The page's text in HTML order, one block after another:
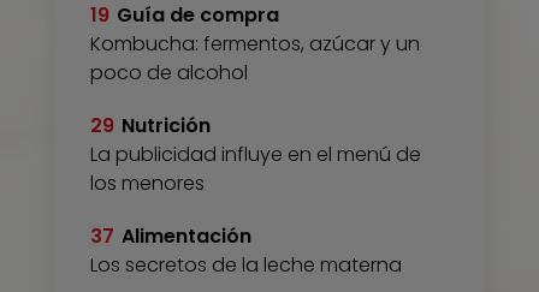
19 Guía de compra
Kombucha: fermentos, azúcar y un
poco de alcohol
29 Nutrición
La publicidad influye en el menú de
los menores
37 Alimentación
Los secretos de la leche materna